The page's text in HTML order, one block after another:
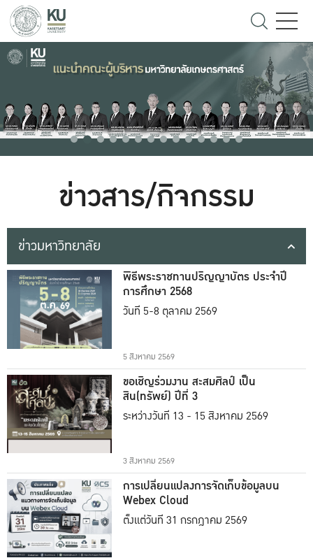
ข่าวสาร/กิจกรรม
ข่าวมหาวิทยาลัย
พิธีพระราชทานปริญญาบัตร ประจำปี
การศึกษา 2568
วันที่ 5-8 ตุลาคม 2569
5 สิงหาคม 2569
ขอเชิญร่วมงาน สะสมศิลป์ เป็น
สิน(ทรัพย์) ปีที่ 3
ระหว่างวันที่ 13 - 15 สิงหาคม 2569
3 สิงหาคม 2569
การเปลี่ยนแปลงการจัดเก็บข้อมูลบน
Webex Cloud
ตั้งแต่วันที่ 31 กรกฎาคม 2569